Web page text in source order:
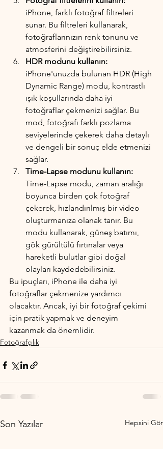
iPhone, farklı fotoğraf filtreleri
sunar. Bu filtreleri kullanarak,
fotoğraflarınızın renk tonunu ve
atmosferini değiştirebilirsiniz.
HDR modunu kullanın:
iPhone'unuzda bulunan HDR (High
Dynamic Range) modu, kontrastlı
ışık koşullarında daha iyi
fotoğraflar çekmenizi sağlar. Bu
mod, fotoğrafı farklı pozlama
seviyelerinde çekerek daha detaylı
ve dengeli bir sonuç elde etmenizi
sağlar.
Time-Lapse modunu kullanın:
Time-Lapse modu, zaman aralığı
boyunca birden çok fotoğraf
çekerek, hızlandırılmış bir video
oluşturmanıza olanak tanır. Bu
modu kullanarak, güneş batımı,
gök gürültülü fırtınalar veya
hareketli bulutlar gibi doğal
olayları kaydedebilirsiniz.
Bu ipuçları, iPhone ile daha iyi
fotoğraflar çekmenize yardımcı
olacaktır. Ancak, iyi bir fotoğraf çekimi
için pratik yapmak ve deneyim
kazanmak da önemlidir.
Fotoğrafçılık
Son Yazılar Hepsini Gör